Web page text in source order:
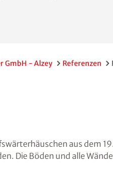
GmbH - Alzey Referenzen
aus dem
Die Böden und alle